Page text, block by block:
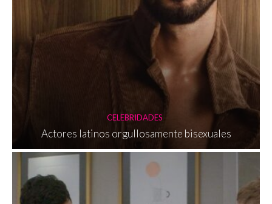
CELEBRIDADES
Actores latinos orgullosamente bisexuales